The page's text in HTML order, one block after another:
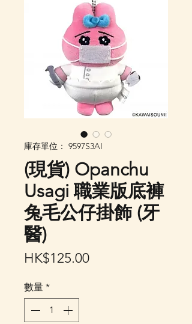
庫存單位： 9597S3AI
(現貨) Opanchu
Usagi 職業版底褲
兔毛公仔掛飾 (牙
醫)
HK$125.00價
數量 *